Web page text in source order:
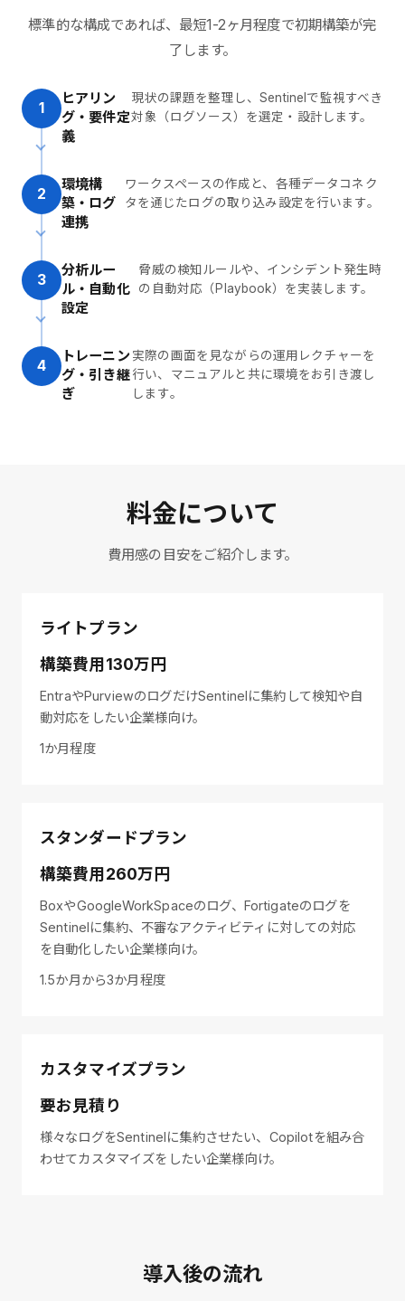
標準的な構成であれば、最短1-2ヶ月程度で初期構築が完
了します。
1
ヒアリン
グ・ 要件定
義
現状の課題を整理し、Sentinelで監視すべき
対象（ログソース）を選定・設計します。
2
環境構
築・ ログ
連携
ワークスペースの作成と、各種データコネク
タを通じたログの取り込み設定を行います。
3
分析ルー
ル・ 自動化
設定
脅威の検知ルールや、インシデント発生時
の自動対応（Playbook）を実装します。
4
トレーニン
グ・ 引き継
ぎ
実際の画面を見ながらの運用レクチャーを
行い、マニュアルと共に環境をお引き渡し
します。
料金について
費用感の目安をご紹介します。
ライトプラン
構築費用130万円
EntraやPurviewのログだけSentinelに集約して検知や自
動対応をしたい企業様向け。
1か月程度
スタンダードプラン
構築費用260万円
BoxやGoogleWorkSpaceのログ、Fortigateのログを
Sentinelに集約、不審なアクティビティに対しての対応
を自動化したい企業様向け。
1.5か月から3か月程度
カスタマイズプラン
要お見積り
様々なログをSentinelに集約させたい、Copilotを組み合
わせてカスタマイズをしたい企業様向け。
導入後の流れ